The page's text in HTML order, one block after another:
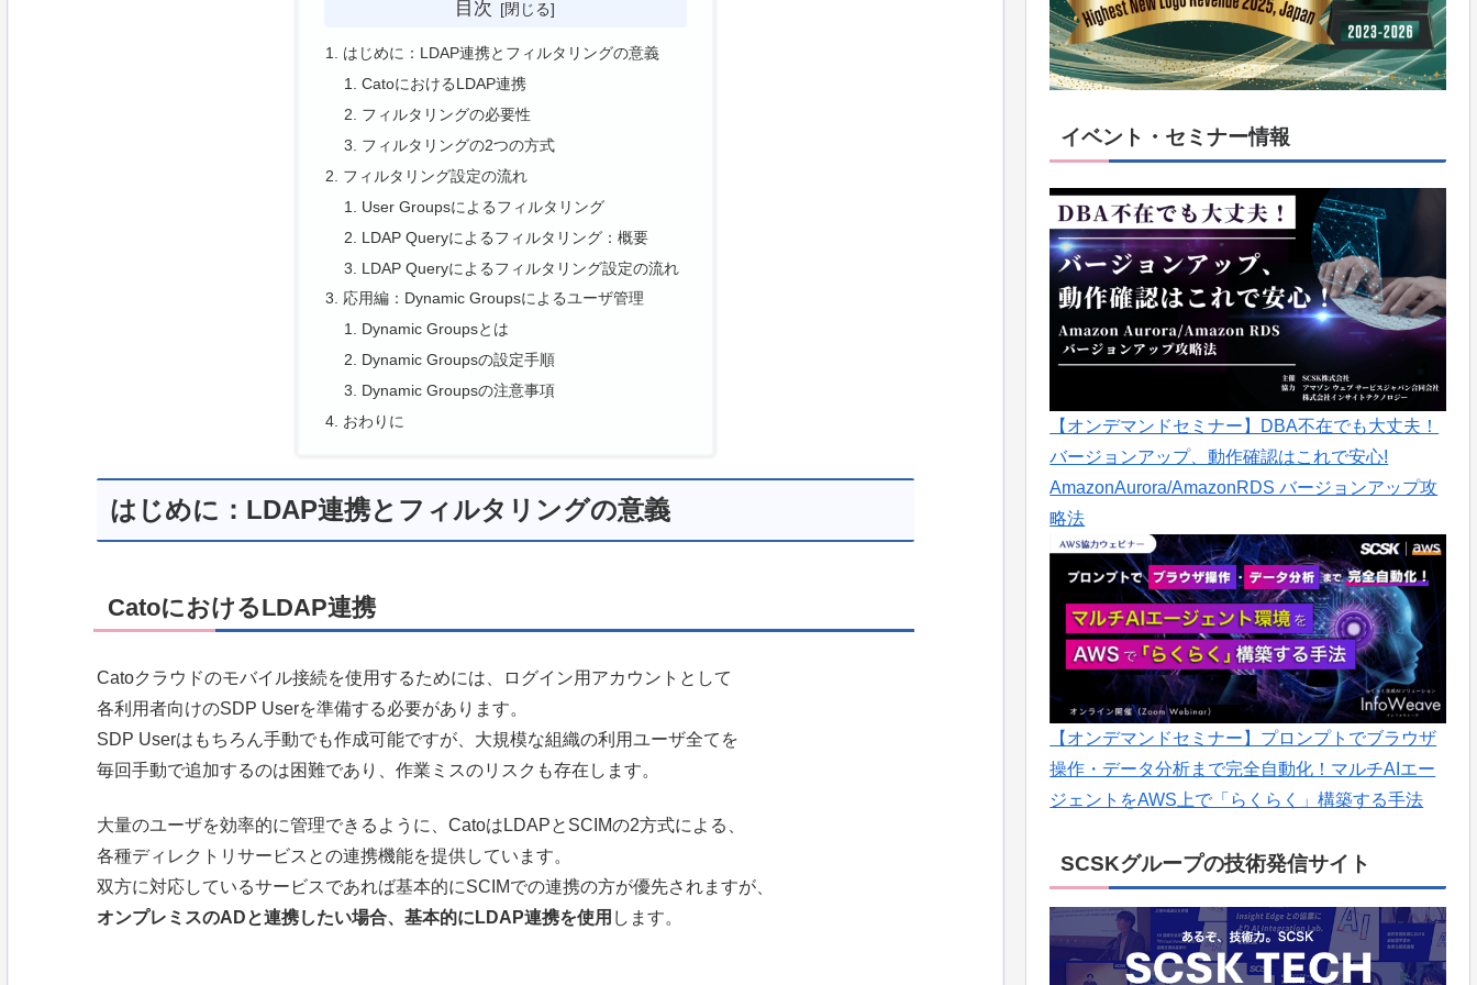
目次
はじめに：LDAP連携とフィルタリングの意義
CatoにおけるLDAP連携
フィルタリングの必要性
フィルタリングの2つの方式
フィルタリング設定の流れ
User Groupsによるフィルタリング
LDAP Queryによるフィルタリング：概要
LDAP Queryによるフィルタリング設定の流れ
応用編：Dynamic Groupsによるユーザ管理
Dynamic Groupsとは
Dynamic Groupsの設定手順
Dynamic Groupsの注意事項
おわりに
はじめに：LDAP連携とフィルタリングの意義
CatoにおけるLDAP連携
Catoクラウドのモバイル接続を使用するためには、ログイン用アカウントとして
各利用者向けのSDP Userを準備する必要があります。
SDP Userはもちろん手動でも作成可能ですが、大規模な組織の利用ユーザ全てを
毎回手動で追加するのは困難であり、作業ミスのリスクも存在します。
大量のユーザを効率的に管理できるように、CatoはLDAPとSCIMの2方式による、
各種ディレクトリサービスとの連携機能を提供しています。
双方に対応しているサービスであれば基本的にSCIMでの連携の方が優先されますが、
オンプレミスのADと連携したい場合、基本的にLDAP連携を使用 します。
イベント・セミナー情報
【オンデマンドセミナー】DBA不在でも大丈夫！
バージョンアップ、動作確認はこれで安心!
AmazonAurora/AmazonRDS バージョンアップ攻
略法
【オンデマンドセミナー】プロンプトでブラウザ
操作・データ分析まで完全自動化！マルチAIエー
ジェントをAWS上で「らくらく」構築する手法
SCSKグループの技術発信サイト